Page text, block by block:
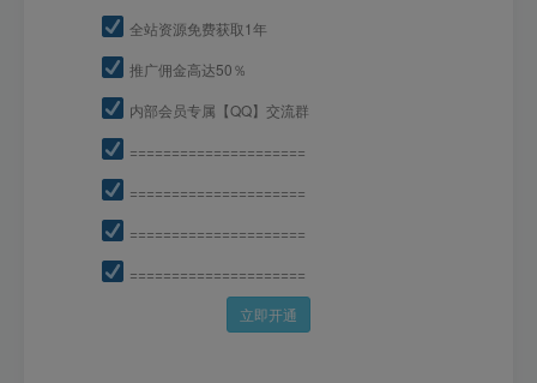
全站资源免费获取1年
推广佣金高达50％
内部会员专属【QQ】交流群
=====================
=====================
=====================
=====================
立即开通